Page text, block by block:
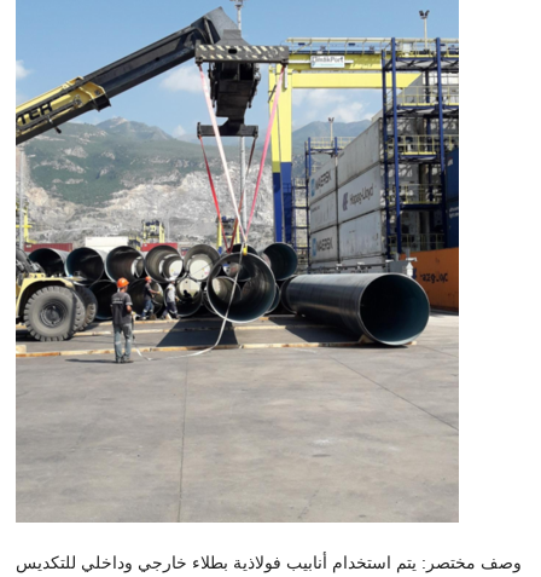
وصف مختصر: يتم استخدام أنابيب فولاذية بطلاء خارجي وداخلي للتكديس